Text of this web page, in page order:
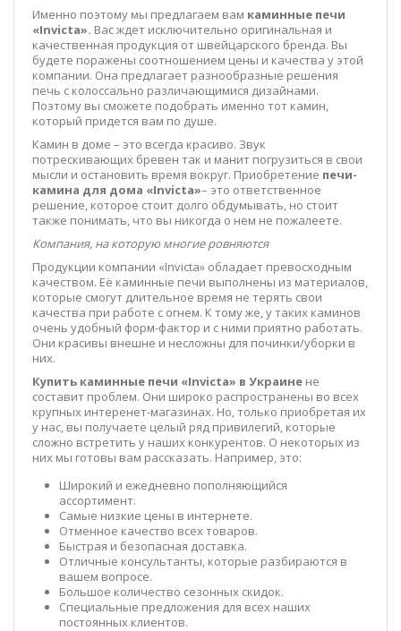
Именно поэтому мы предлагаем вам каминные печи
«Invicta». Вас ждет исключительно оригинальная и
качественная продукция от швейцарского бренда. Вы
будете поражены соотношением цены и качества у этой
компании. Она предлагает разнообразные решения
печь с колоссально различающимися дизайнами.
Поэтому вы сможете подобрать именно тот камин,
который придется вам по душе.
Камин в доме – это всегда красиво. Звук
потрескивающих бревен так и манит погрузиться в свои
мысли и остановить время вокруг. Приобретение печи-
камина для дома «Invicta»– это ответственное
решение, которое стоит долго обдумывать, но стоит
также понимать, что вы никогда о нем не пожалеете.
Компания, на которую многие ровняются
Продукции компании «Invicta» обладает превосходным
качеством. Её каминные печи выполнены из материалов,
которые смогут длительное время не терять свои
качества при работе с огнем. К тому же, у таких каминов
очень удобный форм-фактор и с ними приятно работать.
Они красивы внешне и несложны для починки/уборки в
них.
Купить каминные печи «Invicta» в Украине не
составит проблем. Они широко распространены во всех
крупных интеренет-магазинах. Но, только приобретая их
у нас, вы получаете целый ряд привилегий, которые
сложно встретить у наших конкурентов. О некоторых из
них мы готовы вам рассказать. Например, это:
Широкий и ежедневно пополняющийся
ассортимент.
Самые низкие цены в интернете.
Отменное качество всех товаров.
Быстрая и безопасная доставка.
Отличные консультанты, которые разбираются в
вашем вопросе.
Большое количество сезонных скидок.
Специальные предложения для всех наших
постоянных клиентов.